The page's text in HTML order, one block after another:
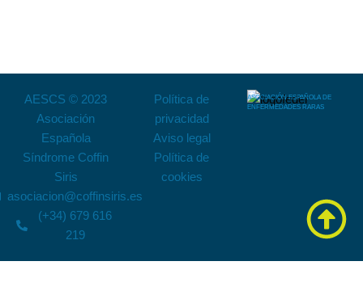
AESCS © 2023
Asociación
Española
Síndrome Coffin
Siris
asociacion@coffinsiris.es
(+34) 679 616
219
Política de
privacidad
Aviso legal
Política de
cookies
ASOCIACIÓN ESPAÑOLA DE
ENFERMEDADES RARAS